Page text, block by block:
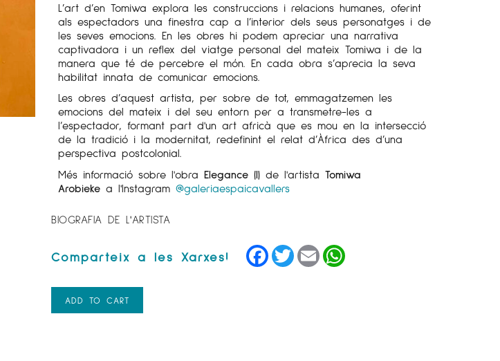
L’art d’en Tomiwa explora les construccions i relacions humanes, oferint
als espectadors una finestra cap a l’interior dels seus personatges i de
les seves emocions. En les obres hi podem apreciar una narrativa
captivadora i un reflex del viatge personal del mateix Tomiwa i de la
manera que té de percebre el món. En cada obra s’aprecia la seva
habilitat innata de comunicar emocions.
Les obres d’aquest artista, per sobre de tot, emmagatzemen les
emocions del mateix i del seu entorn per a transmetre-les a
l’espectador, formant part d'un art africà que es mou en la intersecció
de la tradició i la modernitat, redefinint el relat d’Àfrica des d’una
perspectiva postcolonial.
Més informació sobre l'obraElegance (I) de l'artistaTomiwa
Arobieke a l'Instagram@galeriaespaicavallers
BIOGRAFIA DE L'ARTISTA
Facebook
TwitterEmail
ADD TO CART